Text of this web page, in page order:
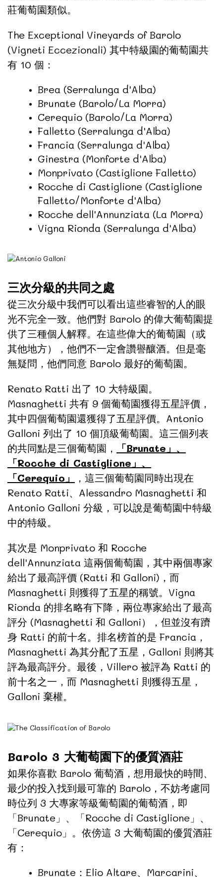
莊葡萄園類似。
The Exceptional Vineyards of Barolo
(Vigneti Eccezionali) 其中特級園的葡萄園共
有 10 個：
Brea (Serralunga d'Alba)
Brunate (Barolo/La Morra)
Cerequio (Barolo/La Morra)
Falletto (Serralunga d'Alba)
Francia (Serralunga d'Alba)
Ginestra (Monforte d'Alba)
Monprivato (Castiglione Falletto)
Rocche di Castiglione (Castiglione
Falletto/Monforte d'Alba)
Rocche dell'Annunziata (La Morra)
Vigna Rionda (Serralunga d'Alba)
三次分級的共同之處
從三次分級中我們可以看出這些睿智的人的眼
光不完全一致。他們對 Barolo 的偉大葡萄園提
供了三種個人解釋。在這些偉大的葡萄園（或
其他地方），他們不一定會讚譽釀酒。但是毫
無疑問，他們同意 Barolo 最好的葡萄園。
Renato Ratti 出了 10 大特級園。
Masnaghetti 共有 9 個葡萄園獲得五星評價，
其中四個葡萄園還獲得了五星評價。Antonio
Galloni 列出了 10 個頂級葡萄園。這三個列表
的共同點是三個葡萄園，
「Brunate」、
「Rocche di Castiglione」、
「Cerequio」
，這三個葡萄園同時出現在
Renato Ratti、Alessandro Masnaghetti 和
Antonio Galloni 分級，可以說是葡萄園中特級
中的特級。
其次是 Monprivato 和 Rocche
dell'Annunziata 這兩個葡萄園，其中兩個專家
給出了最高評價 (Ratti 和 Galloni)，而
Masnaghetti 則獲得了五星的稱號。Vigna
Rionda 的排名略有下降，兩位專家給出了最高
評分 (Masnaghetti 和 Galloni），但並沒有躋
身 Ratti 的前十名。排名榜首的是 Francia，
Masnaghetti 為其分配了五星，Galloni 則將其
評為最高評分。最後，Villero 被評為 Ratti 的
前十名之一，而 Masnaghetti 則獲得五星，
Galloni 棄權。
Barolo 3 大葡萄園下的優質酒莊
如果你喜歡 Barolo 葡萄酒，想用最快的時間、
最少的投入找到最可靠的 Barolo，不妨考慮同
時位列 3 大專家等級葡萄園的葡萄酒，即
「Brunate」、「Rocche di Castiglione」、
「Cerequio」。依傍這 3 大葡萄園的優質酒莊
有：
Brunate：Elio Altare、Marcarini、